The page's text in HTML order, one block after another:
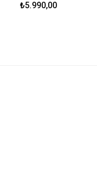
₺5.990,00